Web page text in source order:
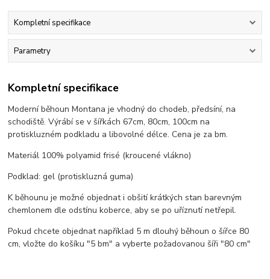
Kompletní specifikace
Parametry
Kompletní specifikace
Moderní běhoun Montana je vhodný do chodeb, předsíní, na
schodiště. Výrábí se v šířkách 67cm, 80cm, 100cm na
protiskluzném podkladu a libovolné délce. Cena je za bm.
Materiál 100% polyamid frisé (kroucené vlákno)
Podklad: gel (protiskluzná guma)
K běhounu je možné objednat i obšití krátkých stan barevným
chemlonem dle odstínu koberce, aby se po uříznutí netřepil.
Pokud chcete objednat například 5 m dlouhý běhoun o šířce 80
cm, vložte do košíku "5 bm" a vyberte požadovanou šíři "80 cm"